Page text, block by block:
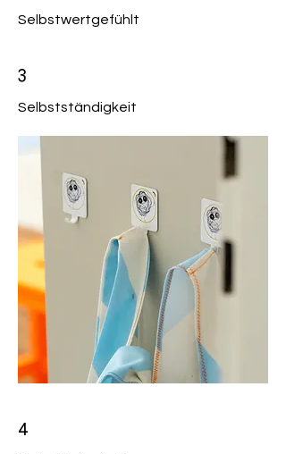
Selbstwertgefühlt
3
Selbstständigkeit
4